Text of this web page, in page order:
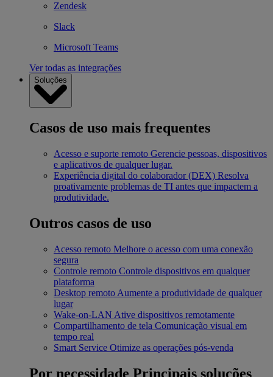
Zendesk
Slack
Microsoft Teams
Ver todas as integrações
Soluções
Casos de uso mais frequentes
Acesso e suporte remoto Gerencie pessoas, dispositivos
e aplicativos de qualquer lugar.
Experiência digital do colaborador (DEX) Resolva
proativamente problemas de TI antes que impactem a
produtividade.
Outros casos de uso
Acesso remoto Melhore o acesso com uma conexão
segura
Controle remoto Controle dispositivos em qualquer
plataforma
Desktop remoto Aumente a produtividade de qualquer
lugar
Wake-on-LAN Ative dispositivos remotamente
Compartilhamento de tela Comunicação visual em
tempo real
Smart Service Otimize as operações pós-venda
Por necessidade Principais soluções